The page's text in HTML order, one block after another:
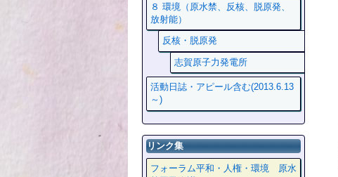
８ 環境（原水禁、反核、脱原発、
放射能）
反核・脱原発
志賀原子力発電所
活動日誌・アピール含む(2013.6.13
～)
リンク集
フォーラム平和・人権・環境 原水